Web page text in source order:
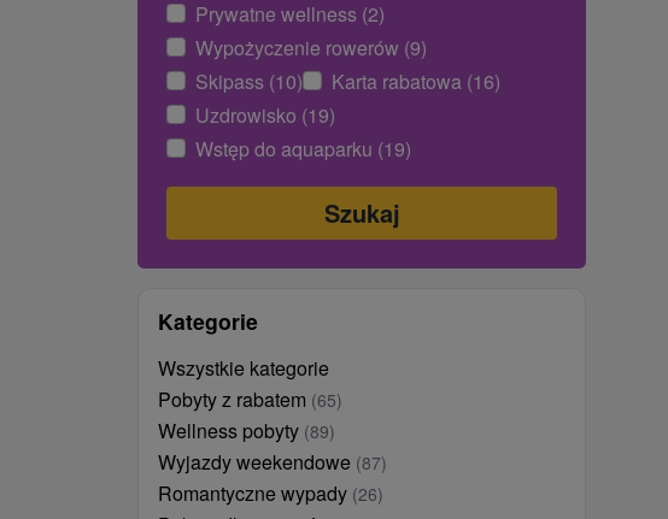
Prywatne wellness (2)
Wypożyczenie rowerów (9)
Skipass (10)
Karta rabatowa (16)
Uzdrowisko (19)
Wstęp do aquaparku (19)
Kategorie
Wszystkie kategorie
Pobyty z rabatem (65)
Wellness pobyty (89)
Wyjazdy weekendowe (87)
Romantyczne wypady (26)